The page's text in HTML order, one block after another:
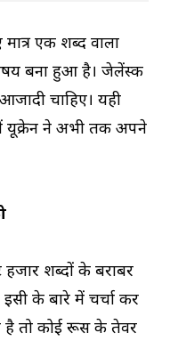
मात्र एक शब्द वाला
बना हुआ है। जेलेंस्की
चाहिए। यही
यूक्रेन ने अभी तक अपने
शब्दों के बराबर
इसी के बारे में चर्चा कर
है तो कोई रूस के तेवर